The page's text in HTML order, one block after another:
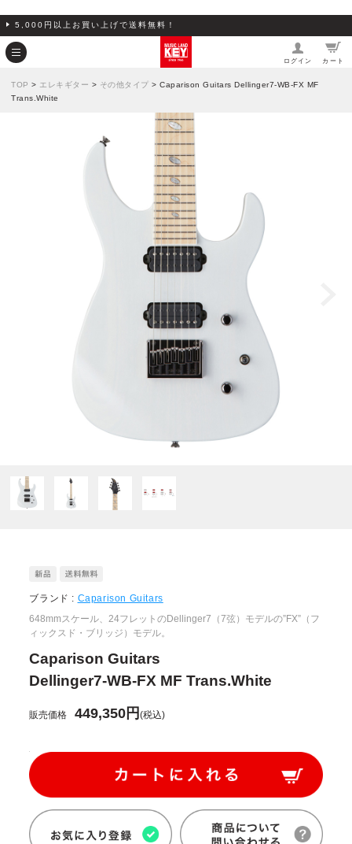
5,000円以上お買い上げで送料無料！
ログイン カート
TOP > エレキギター > その他タイプ > Caparison Guitars Dellinger7-WB-FX MF
Trans.White
ブランド : Caparison Guitars
648mmスケール、24フレットのDellinger7（7弦）モデルの”FX”（フ
ィックスド・ブリッジ）モデル。
Caparison Guitars
Dellinger7-WB-FX MF Trans.White
販売価格 449,350円(税込)